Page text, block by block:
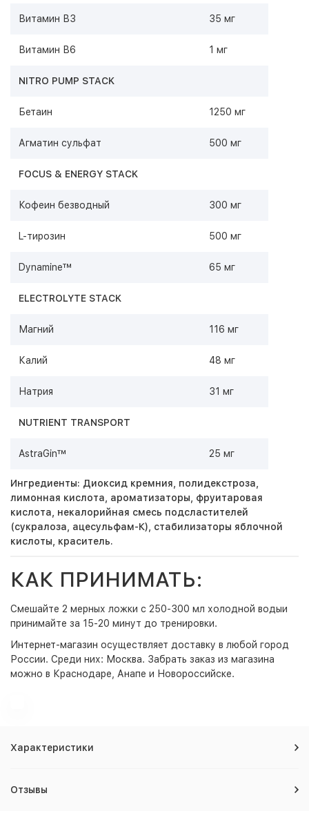
Витамин В3 35 мг
Витамин В6 1 мг
NITRO PUMP STACK
Бетаин 1250 мг
Агматин сульфат 500 мг
FOCUS & ENERGY STACK
Кофеин безводный 300 мг
L-тирозин 500 мг
Dynamine™ 65 мг
ELECTROLYTE STACK
Магний 116 мг
Калий 48 мг
Натрия 31 мг
NUTRIENT TRANSPORT
AstraGin™ 25 мг
Ингредиенты: Диоксид кремния, полидекстроза,
лимонная кислота, ароматизаторы, фруитаровая
кислота, некалорийная смесь подсластителей
(сукралоза, ацесульфам-К), стабилизаторы яблочной
кислоты, краситель.
КАК ПРИНИМАТЬ:
Смешайте 2 мерных ложки с 250-300 мл холодной водыи
принимайте за 15-20 минут до тренировки.
Интернет-магазин осуществляет доставку в любой город
России. Среди них: Москва. Забрать заказ из магазина
можно в Краснодаре, Анапе и Новороссийске.
Характеристики
Отзывы